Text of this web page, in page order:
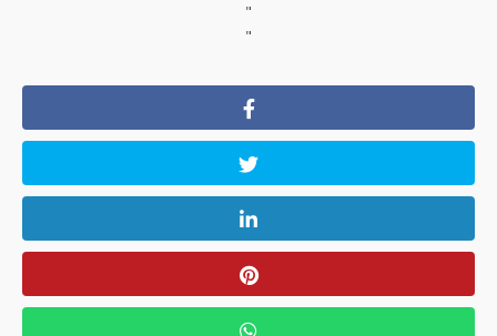
"
"